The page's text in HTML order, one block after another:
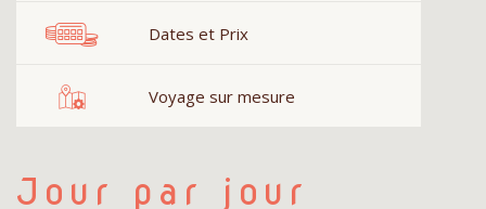
Dates et Prix
Voyage sur mesure
Jour par jour